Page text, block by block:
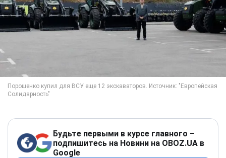
Будьте первыми в курсе главного –
подпишитесь на Новини на OBOZ.UA в
Google